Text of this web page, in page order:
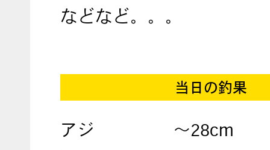
などなど。。。
当日の釣果
アジ 〜28cm